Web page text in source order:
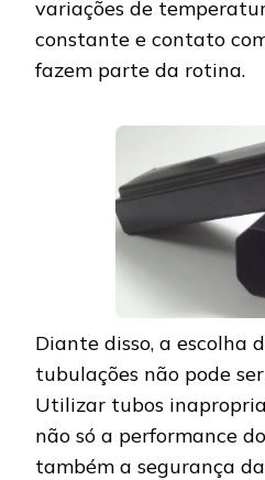
variações de
constante e contato
fazem parte da rotina.
Diante disso, a escolha
tubulações não pode
Utilizar tubos
não só a performance
também a segurança